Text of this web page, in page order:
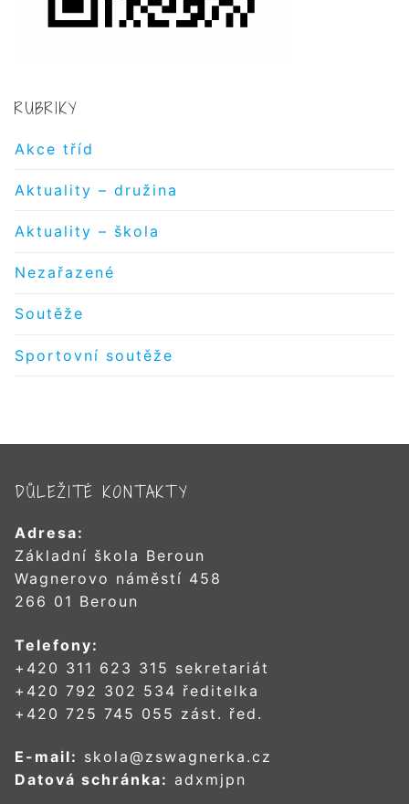
RUBRIKY
Akce tříd
Aktuality – družina
Aktuality – škola
Nezařazené
Soutěže
Sportovní soutěže
DŮLEŽITÉ KONTAKTY
Adresa:
Základní škola Beroun
Wagnerovo náměstí 458
266 01 Beroun
Telefony:
+420 311 623 315 sekretariát
+420 792 302 534 ředitelka
+420 725 745 055 zást. řed.
E-mail: skola@zswagnerka.cz
Datová schránka: adxmjpn